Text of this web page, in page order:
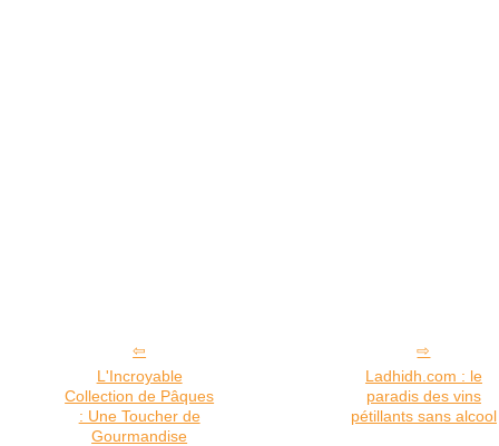
L'Incroyable
Collection de Pâques
: Une Toucher de
Gourmandise
Ladhidh.com : le
paradis des vins
pétillants sans alcool